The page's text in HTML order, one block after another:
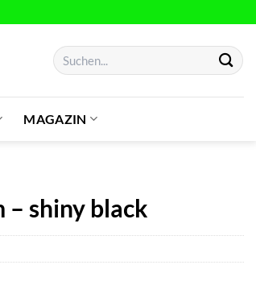
Suchen
nach:
MAGAZIN
– shiny black